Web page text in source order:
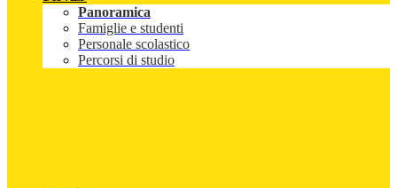
Panoramica
Famiglie e studenti
Personale scolastico
Percorsi di studio